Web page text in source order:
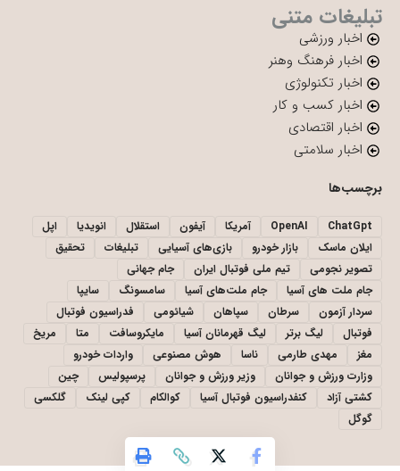
تبلیغات متنی
اخبار ورزشی
اخبار فرهنگ وهنر
اخبار تکنولوژی
اخبار کسب و کار
اخبار اقتصادی
اخبار سلامتی
برچسب‌ها
ChatGpt
OpenAI آمریکا آیفون استقلال انویدیا
اپل
ایلان ماسک
بازار خودرو بازی‌های آسیایی تبلیغات
تحقیق
تصویر نجومی
تیم ملی فوتبال ایران
جام جهانی
جام ملت های آسیا
جام ملت‌های آسیا سامسونگ
سایپا
سردار آزمون
سرطان سپاهان شیائومی
فدراسیون فوتبال
فوتبال
لیگ برتر لیگ قهرمانان آسیا مایکروسافت متا
مریخ
مغز
مهدی طارمی ناسا هوش مصنوعی
واردات خودرو
وزارت ورزش و جوانان
وزیر ورزش و جوانان پرسپولیس
چین
کشتی آزاد
کنفدراسیون فوتبال آسیا کوالکام کپی لینک
گلکسی
گوگل